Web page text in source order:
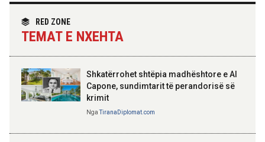
partneritetit strategjik
RED ZONE
TEMAT E NXEHTA
Shkatërrohet shtëpia madhështore e Al
Capone, sundimtarit të perandorisë së
krimit
NgaTiranaDiplomat.com